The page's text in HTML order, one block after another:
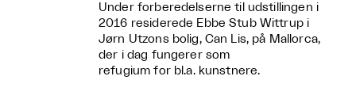
Under forberedelserne til udstillingen i
2016 residerede Ebbe Stub Wittrup i
Jørn Utzons bolig, Can Lis, på Mallorca,
der i dag fungerer som
refugium for bl.a. kunstnere.